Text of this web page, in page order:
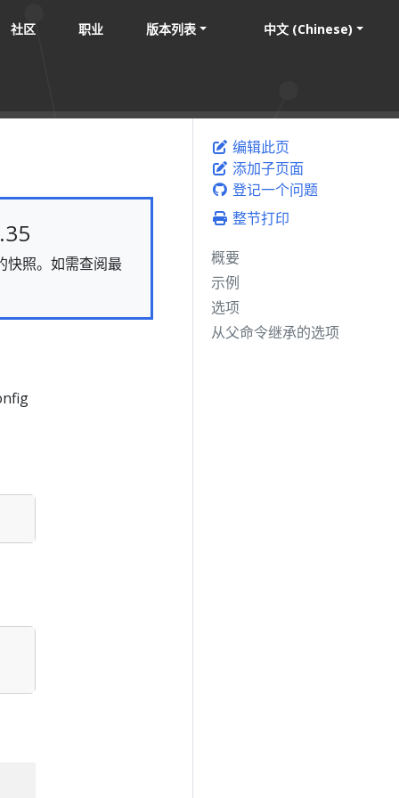
社区 职业 版本列表 中文 (Chinese)
编辑此页
添加子页面
登记一个问题
整节打印
概要
示例
选项
从父命令继承的选项
快照。如需查阅最